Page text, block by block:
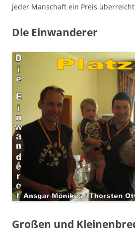
jeder Manschaft ein Preis
Die Einwanderer
Großen und